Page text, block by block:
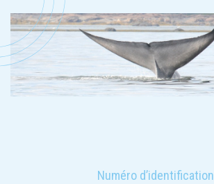
Numéro d’identification